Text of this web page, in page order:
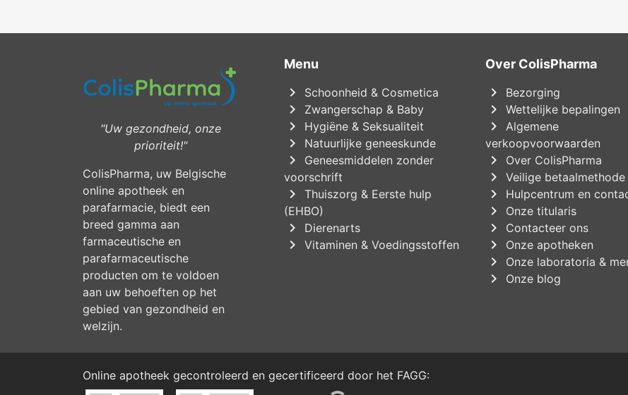
"Uw gezondheid, onze
prioriteit!"
ColisPharma, uw Belgische
online apotheek en
parafarmacie, biedt een
breed gamma aan
farmaceutische en
parafarmaceutische
producten om te voldoen
aan uw behoeften op het
gebied van gezondheid en
welzijn.
Menu
chevron_right Schoonheid & Cosmetica
chevron_right Zwangerschap & Baby
chevron_right Hygiëne & Seksualiteit
chevron_right Natuurlijke geneeskunde
chevron_right
Geneesmiddelen zonder
voorschrift
chevron_right
Thuiszorg & Eerste hulp
(EHBO)
chevron_right Dierenarts
chevron_right Vitaminen & Voedingsstoffen
Over ColisPharma
chevron_right Bezorging
chevron_right Wettelijke bepalingen
chevron_right
Algemene
verkoopvoorwaarden
chevron_right Over ColisPharma
chevron_right Veilige betaalmethode
chevron_right Hulpcentrum en
chevron_right Onze titularis
chevron_right Contacteer ons
chevron_right Onze apotheken
chevron_right Onze laboratoria &
chevron_right Onze blog
Online apotheek gecontroleerd en gecertificeerd door het FAGG: